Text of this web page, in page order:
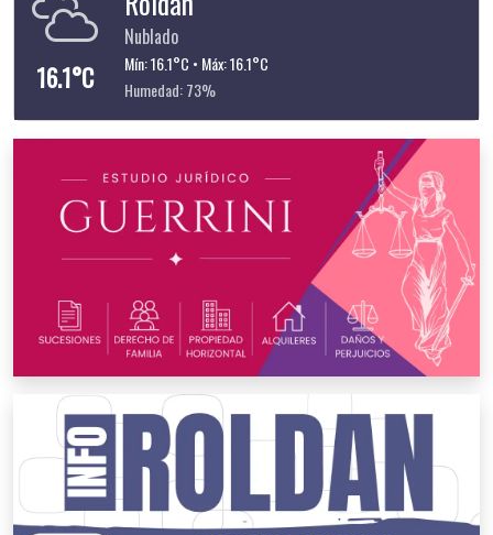
16.1°C
Nublado
Mín: 16.1°C • Máx: 16.1°C
Humedad: 73%